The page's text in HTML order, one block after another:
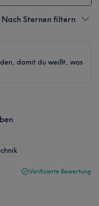
Nach Sternen filtern
damit du weißt, was
Verifizierte Bewertung